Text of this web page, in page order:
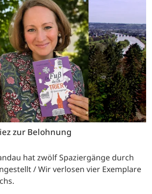
zur Belohnung
hat zwölf Spaziergänge durch
/ Wir verlosen vier Exemplare